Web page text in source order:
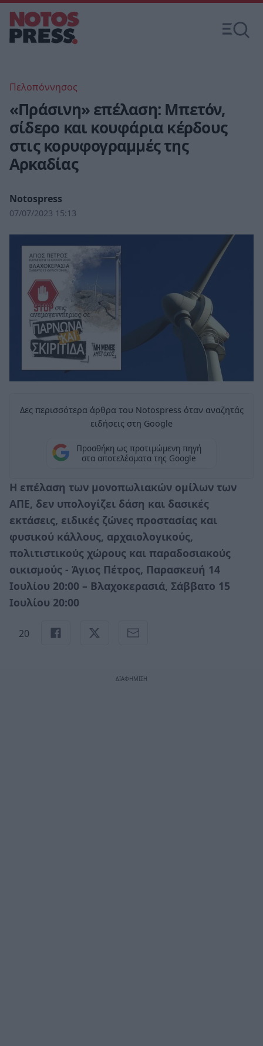
Πελοπόννησος
«Πράσινη» επέλαση: Μπετόν,
σίδερο και κουφάρια κέρδους
στις κορυφογραμμές της
Αρκαδίας
Notospress
07/07/2023 15:13
Δες περισσότερα άρθρα του Notospress όταν αναζητάς
ειδήσεις στη Google
Προσθήκη ως προτιμώμενη πηγή
στα αποτελέσματα της Google
Η επέλαση των μονοπωλιακών ομίλων των
ΑΠΕ, δεν υπολογίζει δάση και δασικές
εκτάσεις, ειδικές ζώνες προστασίας και
φυσικού κάλλους, αρχαιολογικούς,
πολιτιστικούς χώρους και παραδοσιακούς
οικισμούς - Άγιος Πέτρος, Παρασκευή 14
Ιουλίου 20:00 – Βλαχοκερασιά, Σάββατο 15
Ιουλίου 20:00
20